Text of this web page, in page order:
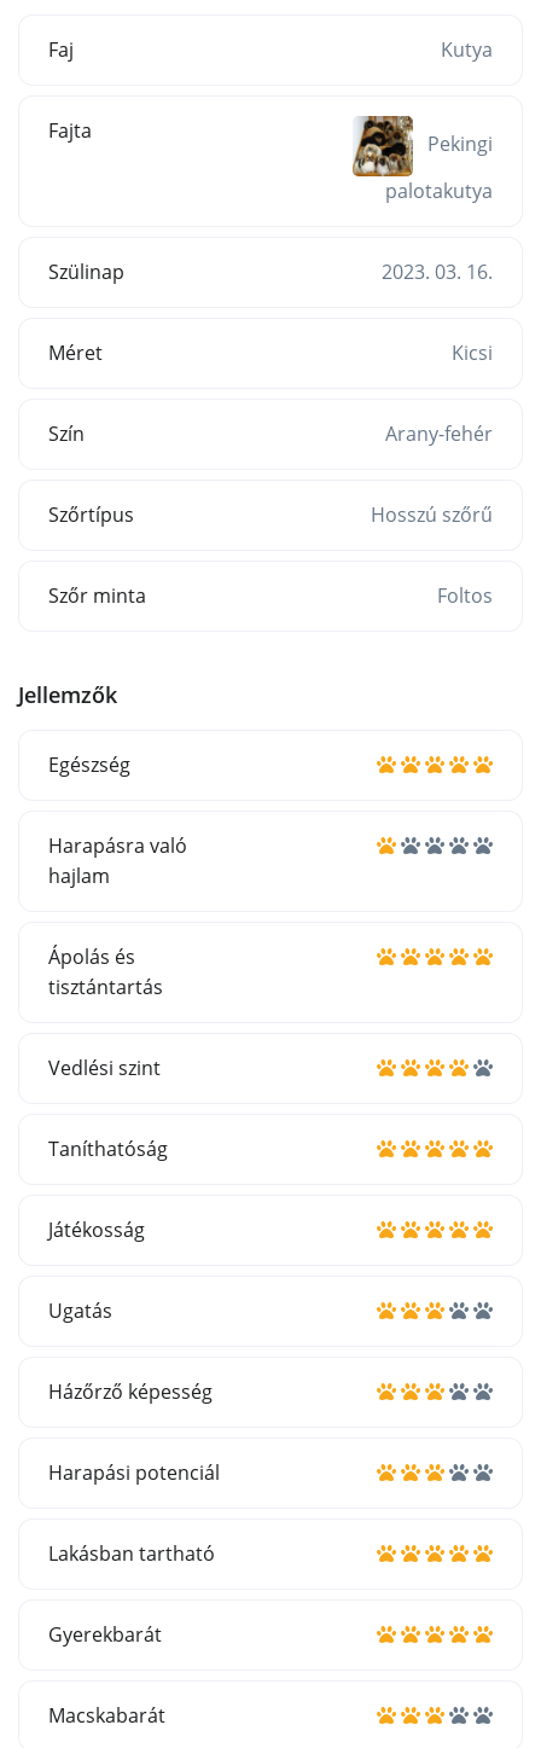
Faj Kutya
Fajta
Pekingi
palotakutya
Szülinap 2023. 03. 16.
Méret Kicsi
Szín Arany-fehér
Szőrtípus Hosszú szőrű
Szőr minta Foltos
Jellemzők
Egészség
Harapásra való
hajlam
Ápolás és
tisztántartás
Vedlési szint
Taníthatóság
Játékosság
Ugatás
Házőrző képesség
Harapási potenciál
Lakásban tartható
Gyerekbarát
Macskabarát